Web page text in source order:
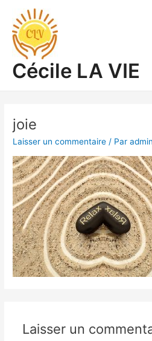
contenu
Cécile LA VIE
joie
Laisser un commentaire / Paradmin
Laisser un